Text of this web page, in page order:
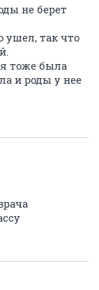
не берет
ушел, так что
тоже была
и роды у нее